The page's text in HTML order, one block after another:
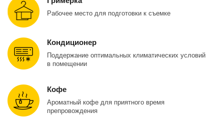
Рабочее место для подготовки к съемке
Кондиционер
Поддержание оптимальных климатических условий
в помещении
Кофе
Ароматный кофе для приятного время
препровождения